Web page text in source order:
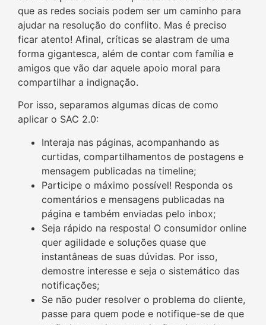
que as redes sociais podem ser um caminho para
ajudar na resolução do conflito. Mas é preciso
ficar atento! Afinal, críticas se alastram de uma
forma gigantesca, além de contar com família e
amigos que vão dar aquele apoio moral para
compartilhar a indignação.
Por isso, separamos algumas dicas de como
aplicar o SAC 2.0:
Interaja nas páginas, acompanhando as
curtidas, compartilhamentos de postagens e
mensagem publicadas na timeline;
Participe o máximo possível! Responda os
comentários e mensagens publicadas na
página e também enviadas pelo inbox;
Seja rápido na resposta! O consumidor online
quer agilidade e soluções quase que
instantâneas de suas dúvidas. Por isso,
demostre interesse e seja o sistemático das
notificações;
Se não puder resolver o problema do cliente,
passe para quem pode e notifique-se de que